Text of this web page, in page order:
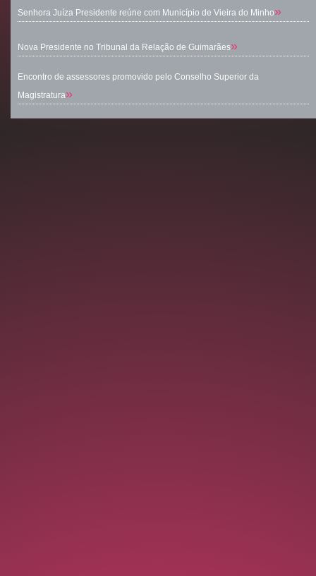
Senhora Juíza Presidente reúne com Município de Vieira do Minho»
Nova Presidente no Tribunal da Relação de Guimarães»
Encontro de assessores promovido pelo Conselho Superior da
Magistratura»